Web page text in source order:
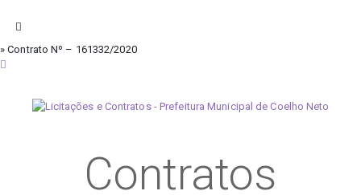
» Contrato Nº – 161332/2020
Contratos